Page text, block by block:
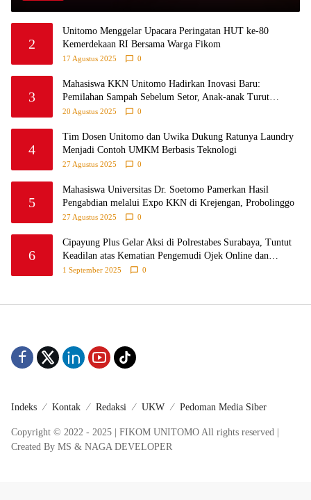
2
Unitomo Menggelar Upacara Peringatan HUT ke-80
Kemerdekaan RI Bersama Warga Fikom
17 Agustus 2025 0
3
Mahasiswa KKN Unitomo Hadirkan Inovasi Baru:
Pemilahan Sampah Sebelum Setor, Anak-anak Turut
Partisipasi Lewat Game Edukatif di Desa Tanjungsari
20 Agustus 2025 0
4
Tim Dosen Unitomo dan Uwika Dukung Ratunya Laundry
Menjadi Contoh UMKM Berbasis Teknologi
27 Agustus 2025 0
5
Mahasiswa Universitas Dr. Soetomo Pamerkan Hasil
Pengabdian melalui Expo KKN di Krejengan, Probolinggo
27 Agustus 2025 0
6
Cipayung Plus Gelar Aksi di Polrestabes Surabaya, Tuntut
Keadilan atas Kematian Pengemudi Ojek Online dan
Tindakan Represif pada Demonstran
1 September 2025 0
Indeks Kontak Redaksi UKW Pedoman Media Siber
Copyright © 2022 - 2025 | FIKOM UNITOMO All rights reserved |
Created By MS & NAGA DEVELOPER